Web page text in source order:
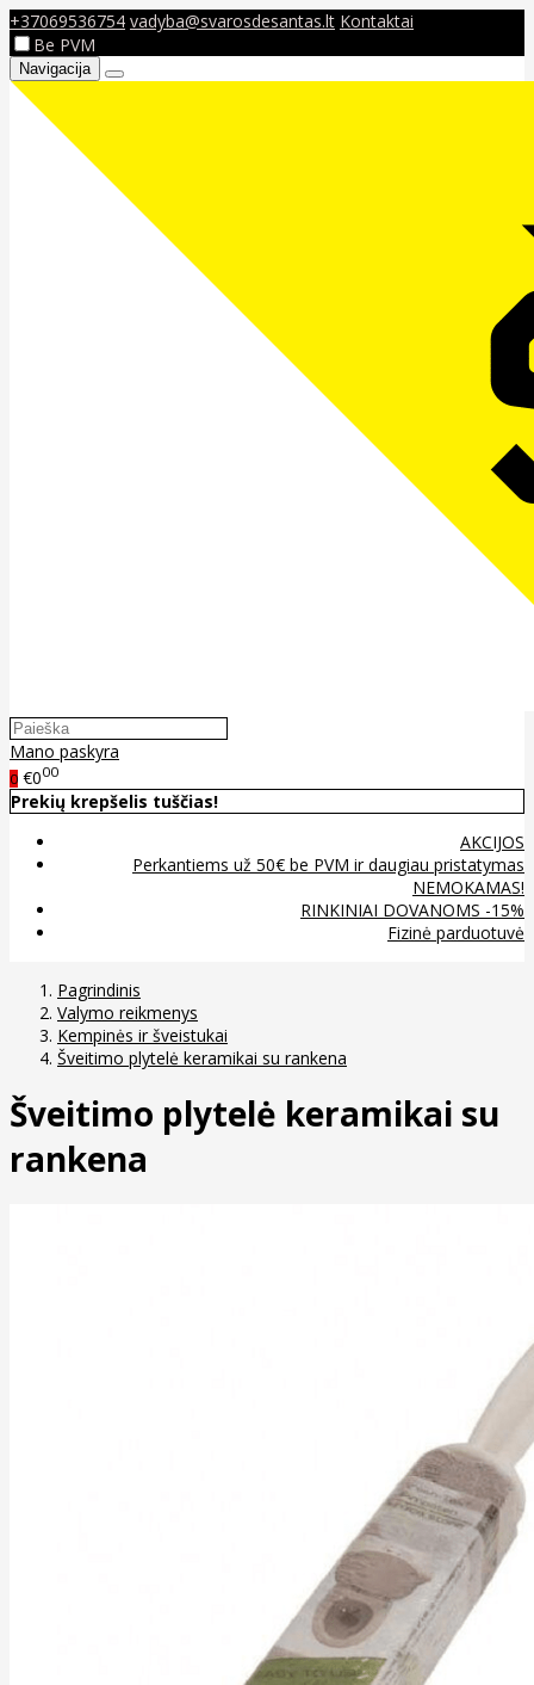
+37069536754 vadyba@svarosdesantas.lt Kontaktai
Be PVM
Navigacija
Mano paskyra
0 €000
Prekių krepšelis tuščias!
AKCIJOS
Perkantiems už 50€ be PVM ir daugiau pristatymas
NEMOKAMAS!
RINKINIAI DOVANOMS -15%
Fizinė parduotuvė
Pagrindinis
Valymo reikmenys
Kempinės ir šveistukai
Šveitimo plytelė keramikai su rankena
Šveitimo plytelė keramikai su
rankena